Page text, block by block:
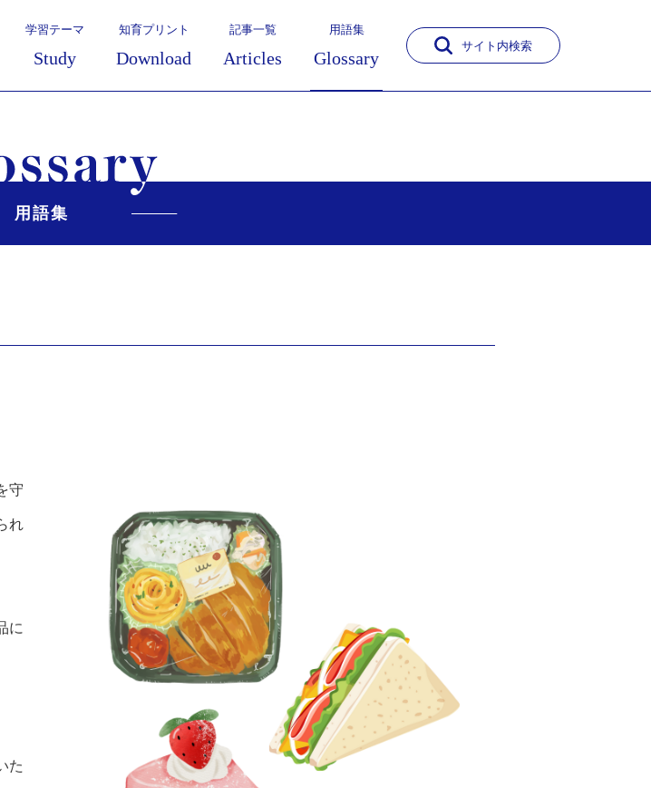
学習テーマ
Study
知育プリント
Download
記事一覧
Articles
用語集
Glossary
サイト内検索
用語集
守
れ
に
た